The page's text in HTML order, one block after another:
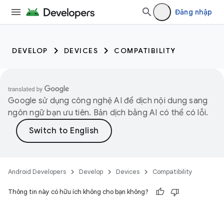
Đăng nhập
DEVELOP DEVICES COMPATIBILITY
Google sử dụng công nghệ AI để dịch nội dung sang
ngôn ngữ bạn ưu tiên. Bản dịch bằng AI có thể có lỗi.
Android Developers Develop Devices Compatibility
Thông tin này có hữu ích không cho bạn không?